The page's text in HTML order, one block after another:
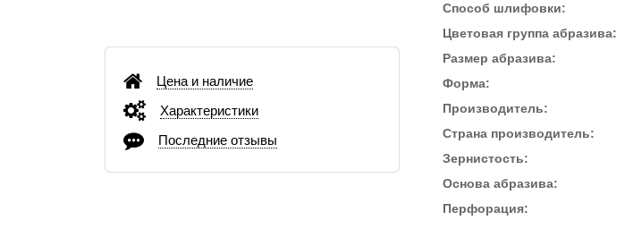
Цена и наличие
Характеристики
Последние отзывы
Способ шлифовки:
Цветовая группа абразива:
Размер абразива:
Форма:
Производитель:
Страна производитель:
Зернистость:
Основа абразива:
Перфорация: